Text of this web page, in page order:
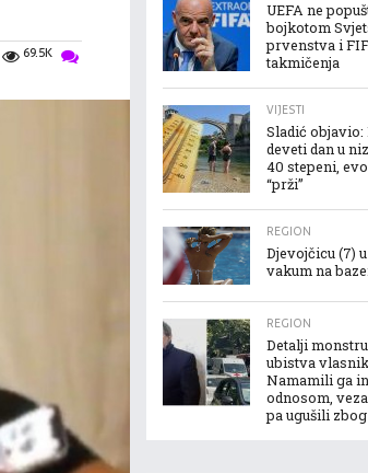
69.5K
UEFA ne
bojkotom
prvenstva i
takmičenja
VIJESTI
Sladić objavio:
deveti dan u
40 stepeni,
“prži”
REGION
Djevojčicu (7)
vakum na
REGION
Detalji
ubistva
Namamili ga
odnosom,
pa ugušili zbog